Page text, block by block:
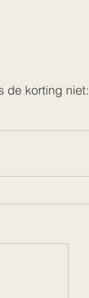
de korting niet: